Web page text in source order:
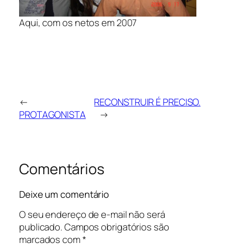
Aqui, com os netos em 2007
←
PROTAGONISTA
RECONSTRUIR É PRECISO.
→
Comentários
Deixe um comentário
O seu endereço de e-mail não será
publicado.Campos obrigatórios são
marcados com*